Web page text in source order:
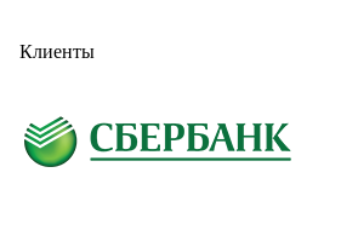
Клиенты